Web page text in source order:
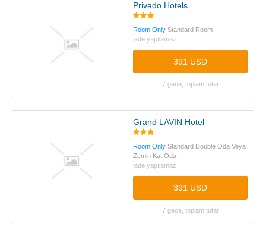
Privado Hotels
Room Only Standard Room
iade yapılamaz
391 USD
7 gece, toplam tutar
Grand LAVIN Hotel
Room Only Standard Double Oda Veya
Zemin Kat Oda
iade yapılamaz
391 USD
7 gece, toplam tutar